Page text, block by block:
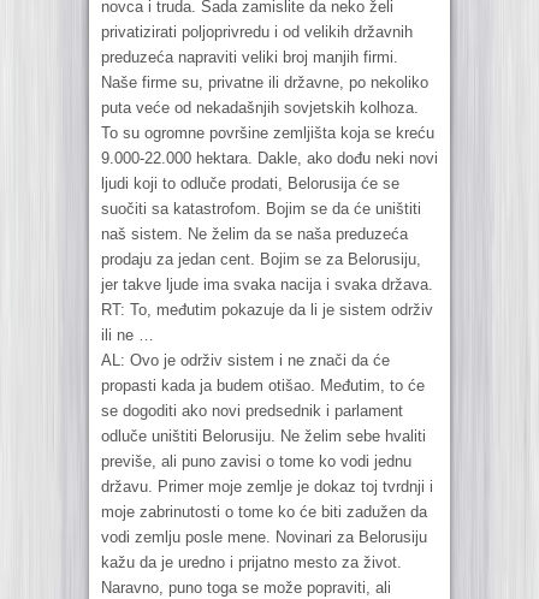
novca i truda. Sada zamislite da neko želi
privatizirati poljoprivredu i od velikih državnih
preduzeća napraviti veliki broj manjih firmi.
Naše firme su, privatne ili državne, po nekoliko
puta veće od nekadašnjih sovjetskih kolhoza.
To su ogromne površine zemljišta koja se kreću
9.000-22.000 hektara. Dakle, ako dođu neki novi
ljudi koji to odluče prodati, Belorusija će se
suočiti sa katastrofom. Bojim se da će uništiti
naš sistem. Ne želim da se naša preduzeća
prodaju za jedan cent. Bojim se za Belorusiju,
jer takve ljude ima svaka nacija i svaka država.
RT: To, međutim pokazuje da li je sistem održiv
ili ne …
AL: Ovo je održiv sistem i ne znači da će
propasti kada ja budem otišao. Međutim, to će
se dogoditi ako novi predsednik i parlament
odluče uništiti Belorusiju. Ne želim sebe hvaliti
previše, ali puno zavisi o tome ko vodi jednu
državu. Primer moje zemlje je dokaz toj tvrdnji i
moje zabrinutosti o tome ko će biti zadužen da
vodi zemlju posle mene. Novinari za Belorusiju
kažu da je uredno i prijatno mesto za život.
Naravno, puno toga se može popraviti, ali